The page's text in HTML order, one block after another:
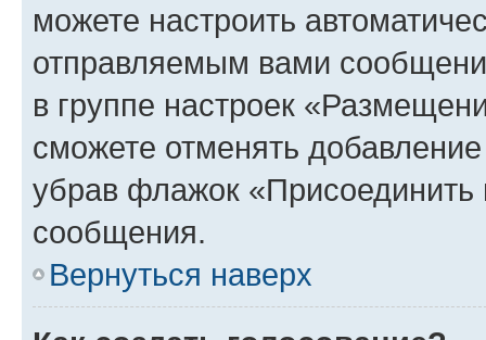
можете настроить
отправляемым вами
в группе настроек
сможете отменять
убрав флажок
сообщения.
Вернуться наверх